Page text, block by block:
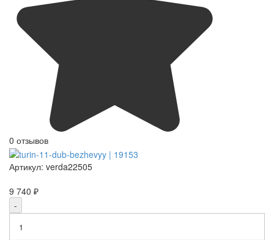
0 отзывов
Артикул: verda22505
9 740 ₽
-